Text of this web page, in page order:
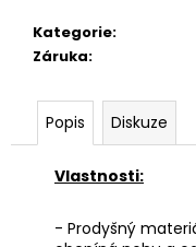
Kategorie:
Záruka:
Popis Diskuze
Vlastnosti:
- Prodyšný